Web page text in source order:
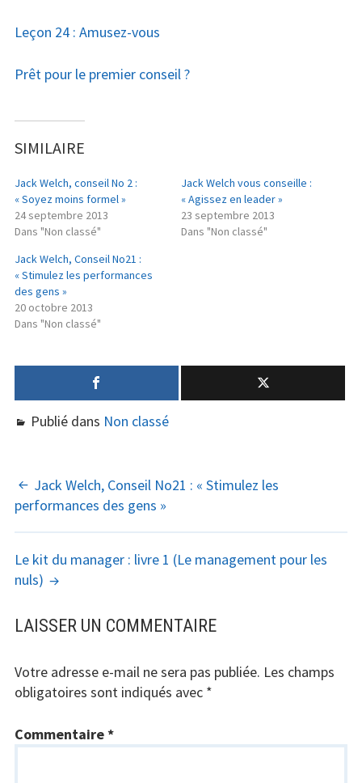
Leçon 24 : Amusez-vous
Prêt pour le premier conseil ?
SIMILAIRE
Jack Welch, conseil No 2 :
« Soyez moins formel »
24 septembre 2013
Dans "Non classé"
Jack Welch vous conseille :
« Agissez en leader »
23 septembre 2013
Dans "Non classé"
Jack Welch, Conseil No21 :
« Stimulez les performances
des gens »
20 octobre 2013
Dans "Non classé"
Publié dans Non classé
NAVIGATION
DES
Jack Welch, Conseil No21 : « Stimulez les
performances des gens »
Le kit du manager : livre 1 (Le management pour les
nuls)
LAISSER UN COMMENTAIRE
Votre adresse e-mail ne sera pas publiée. Les champs
obligatoires sont indiqués avec *
Commentaire*